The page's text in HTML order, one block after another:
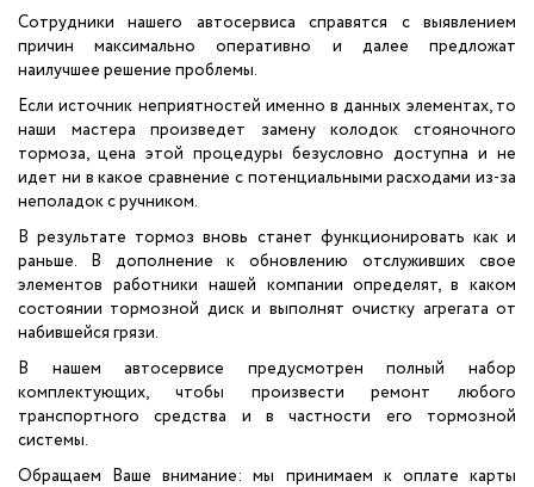
Сотрудники нашего автосервиса справятся с выявлением
причин максимально оперативно и далее предложат
наилучшее решение проблемы.
Если источник неприятностей именно в данных элементах, то
наши мастера произведет замену колодок стояночного
тормоза, цена этой процедуры безусловно доступна и не
идет ни в какое сравнение с потенциальными расходами из-за
неполадок с ручником.
В результате тормоз вновь станет функционировать как и
раньше. В дополнение к обновлению отслуживших свое
элементов работники нашей компании определят, в каком
состоянии тормозной диск и выполнят очистку агрегата от
набившейся грязи.
В нашем автосервисе предусмотрен полный набор
комплектующих, чтобы произвести ремонт любого
транспортного средства и в частности его тормозной
системы.
Обращаем Ваше внимание: мы принимаем к оплате карты